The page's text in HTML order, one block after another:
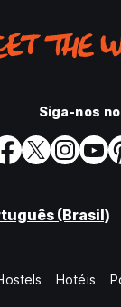
Siga-nos no
(Brasil)
Hotéis